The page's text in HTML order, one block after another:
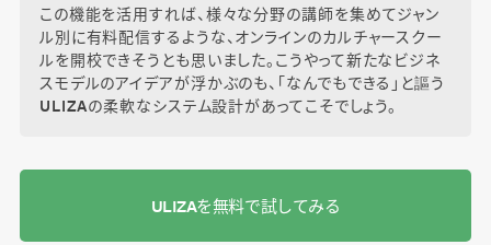
この機能を活用すれば、様々な分野の講師を集めてジャン
ル別に有料配信するような、オンラインのカルチャースクー
ルを開校できそうとも思いました。こうやって新たなビジネ
スモデルのアイデアが浮かぶのも、「なんでもできる」と謳う
ULIZAの柔軟なシステム設計があってこそでしょう。
ULIZAを無料で試してみる